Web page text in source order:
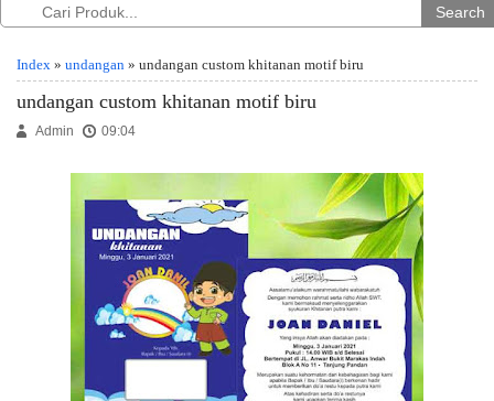
Search
Index » undangan » undangan custom khitanan motif biru
undangan custom khitanan motif biru
Admin 09:04